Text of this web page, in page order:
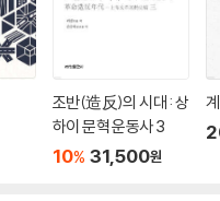
방의 이데올로기였던 사회주의
킬로미터를 도주하며 변방 이
쩌둥을 들 수 있다. 그리고 조
을 좇아 북방 황토고원에 이른
었던 조선위용대 윤세주, 타
, 만주 벌판의 마지막 파르티
조반(造反)의 시대 : 상
하이 문혁 운동사 3
10% 31,500원